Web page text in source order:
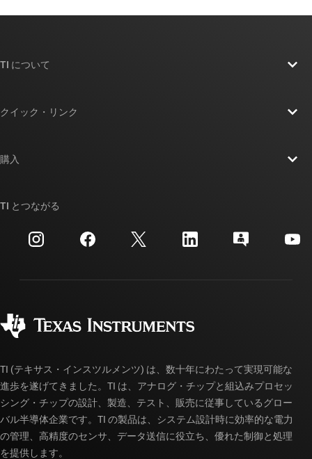
TI について
投資家向け情報
製造
クイック・リンク
クロスリファレンス検索
カスタマー・サポート・センター
myTI アカウントの FAQ
購入
ご注文に関する FAQ
TI とつながる
TI (テキサス・インスツルメンツ) は、数十年にわたって実現可能な
進歩を遂げてきました。TI は、アナログ・チップと組込みプロセッ
シング・チップの設計、製造、テスト、販売に従事しているグロー
バル半導体企業です。TI の製品は、システム設計時に効率的な電力
の管理、高精度のセンサ、データ送信に役立ち、優れた制御と処理
を提供します。